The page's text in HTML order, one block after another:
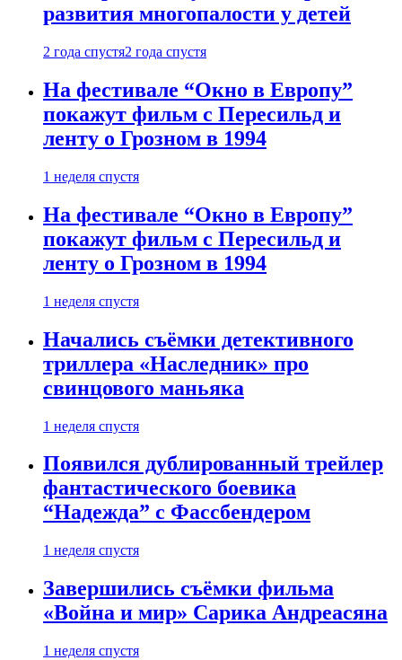
развития многопалости у детей
2 года спустя2 года спустя
На фестивале “Окно в Европу”
покажут фильм с Пересильд и
ленту о Грозном в 1994
1 неделя спустя
На фестивале “Окно в Европу”
покажут фильм с Пересильд и
ленту о Грозном в 1994
1 неделя спустя
Начались съёмки детективного
триллера «Наследник» про
свинцового маньяка
1 неделя спустя
Появился дублированный трейлер
фантастического боевика
“Надежда” с Фассбендером
1 неделя спустя
Завершились съёмки фильма
«Война и мир» Сарика Андреасяна
1 неделя спустя